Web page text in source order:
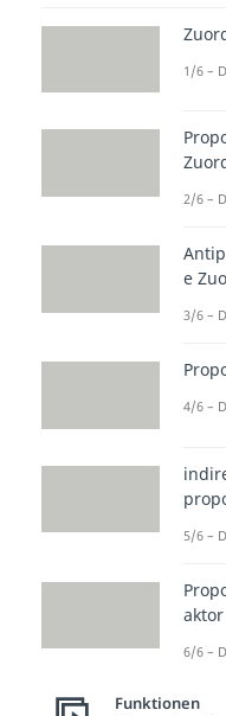
1/6 –
2/6 –
e
3/6 –
4/6 –
5/6 –
aktor
6/6 –
Funktionen